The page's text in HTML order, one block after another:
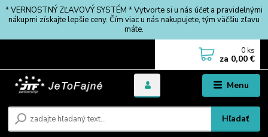
* VERNOSTNÝ ZĽAVOVÝ SYSTÉM * Vytvorte si u nás účet a pravidelnými
nákupmi získajte lepšie ceny. Čím viac u nás nakupujete, tým väčšiu zľavu
máte.
Menu
Hľadať
0 ks
za 0,00 €